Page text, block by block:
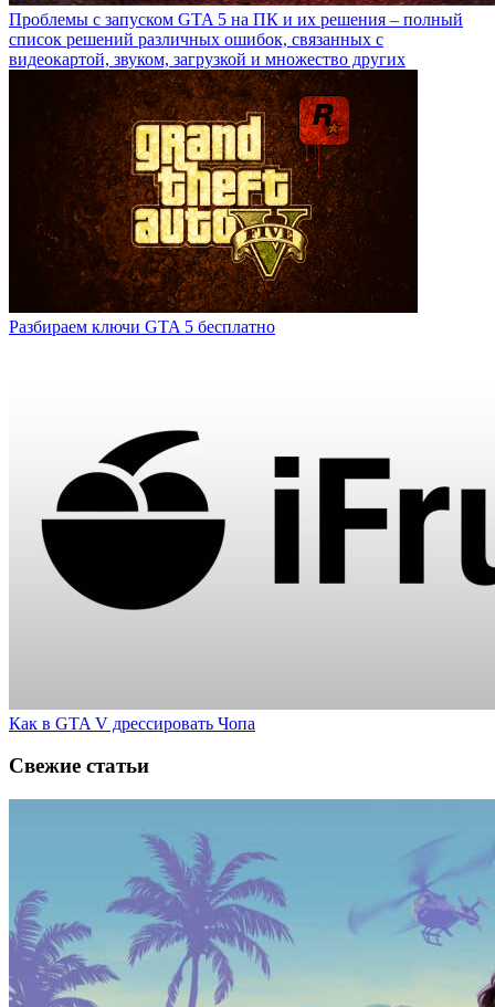
Проблемы с запуском GTA 5 на ПК и их решения – полный
список решений различных ошибок, связанных с
видеокартой, звуком, загрузкой и множество других
Разбираем ключи GTA 5 бесплатно
Как в GTA V дрессировать Чопа
Свежие статьи